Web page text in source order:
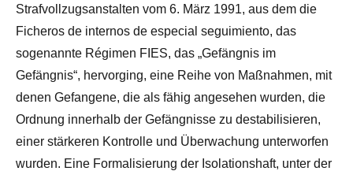
Strafvollzugsanstalten vom 6. März 1991, aus dem die
Ficheros de internos de especial seguimiento, das
sogenannte Régimen FIES, das „Gefängnis im
Gefängnis“, hervorging, eine Reihe von Maßnahmen, mit
denen Gefangene, die als fähig angesehen wurden, die
Ordnung innerhalb der Gefängnisse zu destabilisieren,
einer stärkeren Kontrolle und Überwachung unterworfen
wurden. Eine Formalisierung der Isolationshaft, unter der